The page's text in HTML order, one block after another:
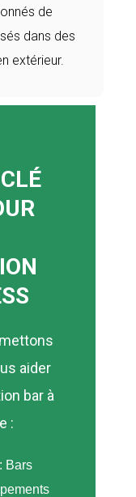
de
dans des
extérieur.
aider
bar à
:
Bars